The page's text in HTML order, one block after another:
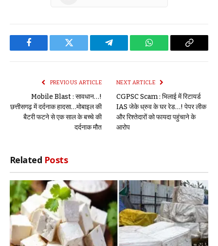
Facebook Twitter Telegram WhatsApp Copy
PREVIOUS ARTICLE
Mobile Blast : सावधान…!
छत्तीसगढ़ में दर्दनाक हादसा…मोबाइल की
बैटरी फटने से एक साल के बच्चे की
दर्दनाक मौत
NEXT ARTICLE
CGPSC Scam : भिलाई में रिटायर्ड
IAS जेके ध्रुव के घर रेड…! पेपर लीक
और रिश्तेदारों को फायदा पहुंचाने के
आरोप
Related Posts